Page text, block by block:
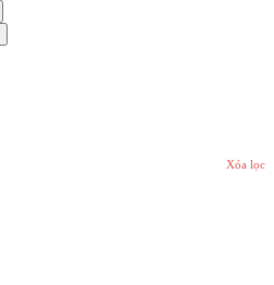
Xóa lọc